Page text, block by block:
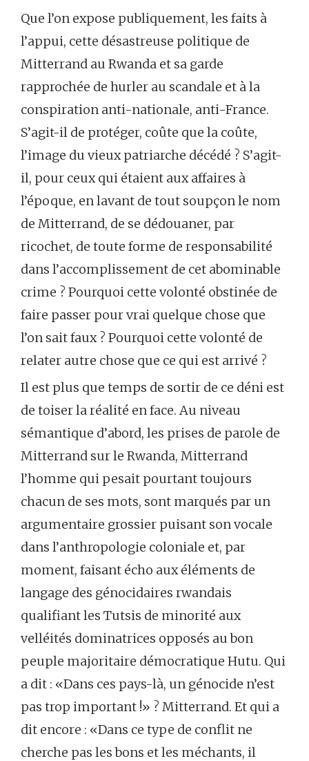
Que l’on expose publiquement, les faits à
l’appui, cette désastreuse politique de
Mitterrand au Rwanda et sa garde
rapprochée de hurler au scandale et à la
conspiration anti-nationale, anti-France.
S’agit-il de protéger, coûte que la coûte,
l’image du vieux patriarche décédé ? S’agit-
il, pour ceux qui étaient aux affaires à
l’époque, en lavant de tout soupçon le nom
de Mitterrand, de se dédouaner, par
ricochet, de toute forme de responsabilité
dans l’accomplissement de cet abominable
crime ? Pourquoi cette volonté obstinée de
faire passer pour vrai quelque chose que
l’on sait faux ? Pourquoi cette volonté de
relater autre chose que ce qui est arrivé ?
Il est plus que temps de sortir de ce déni est
de toiser la réalité en face. Au niveau
sémantique d’abord, les prises de parole de
Mitterrand sur le Rwanda, Mitterrand
l’homme qui pesait pourtant toujours
chacun de ses mots, sont marqués par un
argumentaire grossier puisant son vocale
dans l’anthropologie coloniale et, par
moment, faisant écho aux éléments de
langage des génocidaires rwandais
qualifiant les Tutsis de minorité aux
velléités dominatrices opposés au bon
peuple majoritaire démocratique Hutu. Qui
a dit : «Dans ces pays-là, un génocide n’est
pas trop important !» ? Mitterrand. Et qui a
dit encore : «Dans ce type de conflit ne
cherche pas les bons et les méchants, il